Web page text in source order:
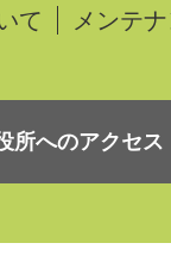
て
メンテ
所へのアクセス